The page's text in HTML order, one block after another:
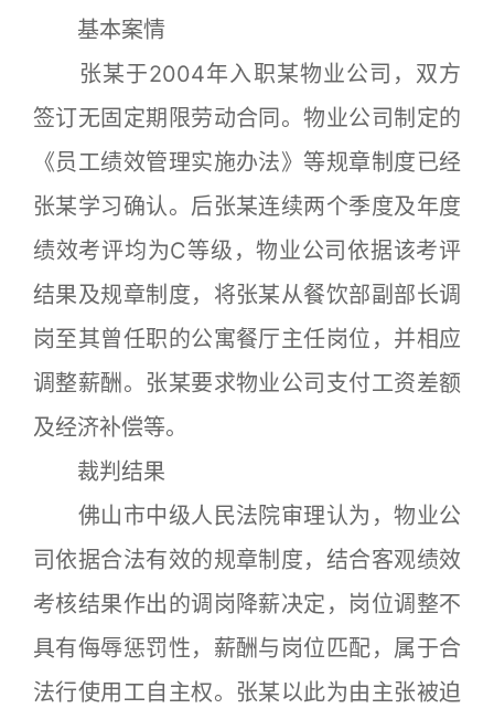
基本案情
张某于2004年入职某物业公司，双方
签订无固定期限劳动合同。物业公司制定的
《员工绩效管理实施办法》等规章制度已经
张某学习确认。后张某连续两个季度及年度
绩效考评均为C等级，物业公司依据该考评
结果及规章制度，将张某从餐饮部副部长调
岗至其曾任职的公寓餐厅主任岗位，并相应
调整薪酬。张某要求物业公司支付工资差额
及经济补偿等。
裁判结果
佛山市中级人民法院审理认为，物业公
司依据合法有效的规章制度，结合客观绩效
考核结果作出的调岗降薪决定，岗位调整不
具有侮辱惩罚性，薪酬与岗位匹配，属于合
法行使用工自主权。张某以此为由主张被迫